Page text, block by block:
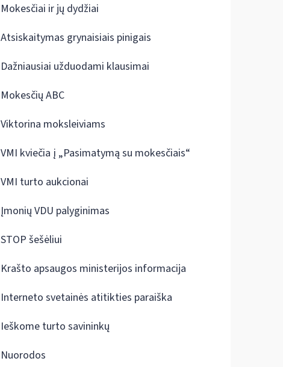
Mokesčiai ir jų dydžiai
Atsiskaitymas grynaisiais pinigais
Dažniausiai užduodami klausimai
Mokesčių ABC
Viktorina moksleiviams
VMI kviečia į „Pasimatymą su mokesčiais“
VMI turto aukcionai
Įmonių VDU palyginimas
STOP šešėliui
Krašto apsaugos ministerijos informacija
Interneto svetainės atitikties paraiška
Ieškome turto savininkų
Nuorodos